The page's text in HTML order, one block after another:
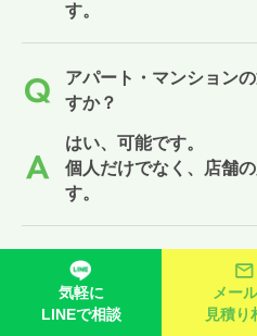
す。
アパート・マンション
すか？
はい、可能です。
個人だけでなく、店舗
す。
壁紙のリフォームもでき
お任せください。
部屋修繕も承っておりま
気軽に
LINEで相談
メー
見積り